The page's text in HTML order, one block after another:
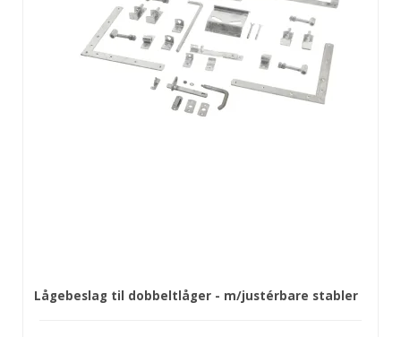
Lågebeslag til dobbeltlåger - m/justérbare stabler